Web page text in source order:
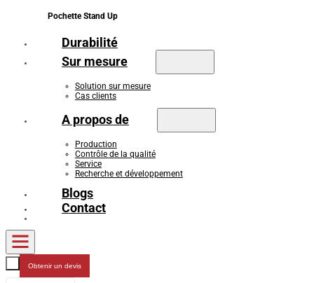
Pochette Stand Up
Durabilité
Sur mesure
Solution sur mesure
Cas clients
A propos de
Production
Contrôle de la qualité
Service
Recherche et développement
Blogs
Contact
Obtenir un devis